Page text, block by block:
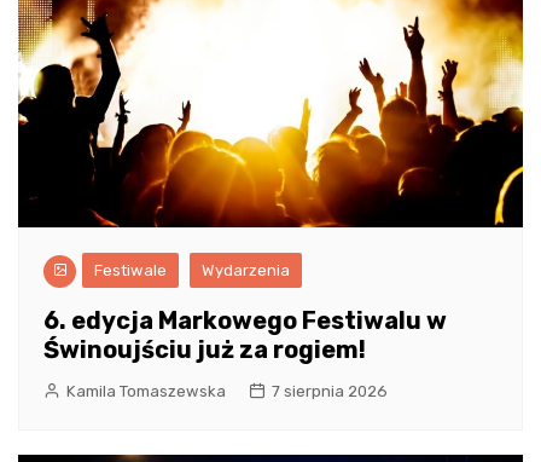
Festiwale Wydarzenia
6. edycja Markowego Festiwalu w
Świnoujściu już za rogiem!
Kamila Tomaszewska 7 sierpnia 2026